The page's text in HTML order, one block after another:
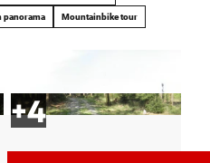
panorama Mountainbike tour